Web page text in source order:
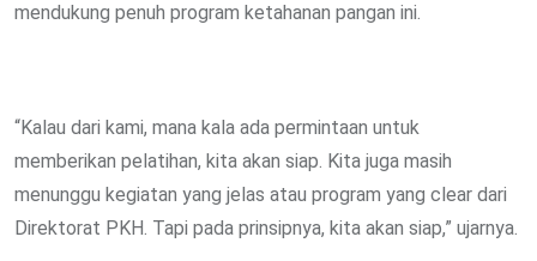
mendukung penuh program ketahanan pangan ini.
“Kalau dari kami, mana kala ada permintaan untuk
memberikan pelatihan, kita akan siap. Kita juga masih
menunggu kegiatan yang jelas atau program yang clear dari
Direktorat PKH. Tapi pada prinsipnya, kita akan siap,” ujarnya.